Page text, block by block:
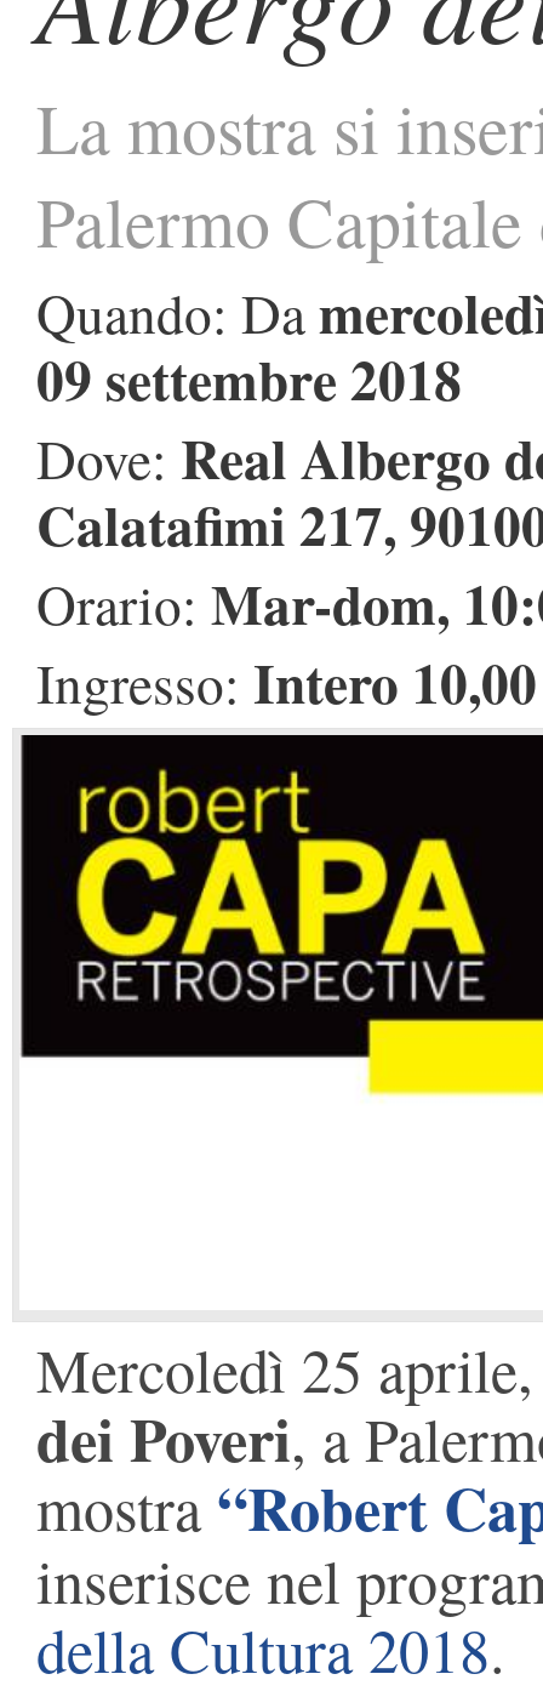
La mostra si
Palermo
Quando: Da
09 settembre 2018
Dove: Real Albergo
Calatafimi 217,
Orario: Mar-dom,
Ingresso: Intero
Mercoledì 25
dei Poveri, a
mostra“Robert
inserisce nel
della Cultura 2018.